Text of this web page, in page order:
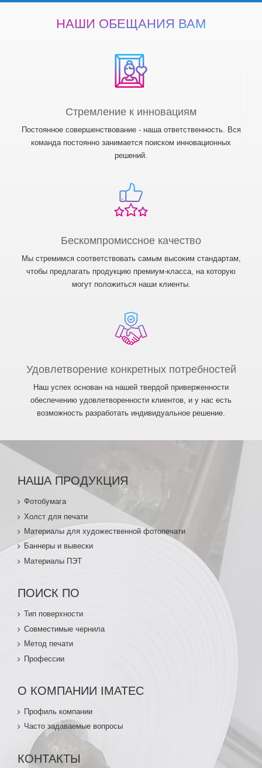
НАШИ ОБЕЩАНИЯ ВАМ
Стремление к инновациям
Постоянное совершенствование - наша ответственность. Вся
команда постоянно занимается поиском инновационных
решений.
Бескомпромиссное качество
Мы стремимся соответствовать самым высоким стандартам,
чтобы предлагать продукцию премиум-класса, на которую
могут положиться наши клиенты.
Удовлетворение конкретных потребностей
Наш успех основан на нашей твердой приверженности
обеспечению удовлетворенности клиентов, и у нас есть
возможность разработать индивидуальное решение.
НАША ПРОДУКЦИЯ
Фотобумага
Холст для печати
Материалы для художественной фотопечати
Баннеры и вывески
Материалы ПЭТ
ПОИСК ПО
Тип поверхности
Совместимые чернила
Метод печати
Профессии
О КОМПАНИИ IMATEC
Профиль компании
Часто задаваемые вопросы
КОНТАКТЫ